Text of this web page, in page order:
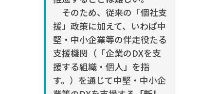
そのため、従来の「個社支
援」政策に加えて、いわば中
堅・中小企業等の伴走役たる
支援機関（「企業のDXを支
援する組織・個人」を指
す。）を通じて中堅・中小企